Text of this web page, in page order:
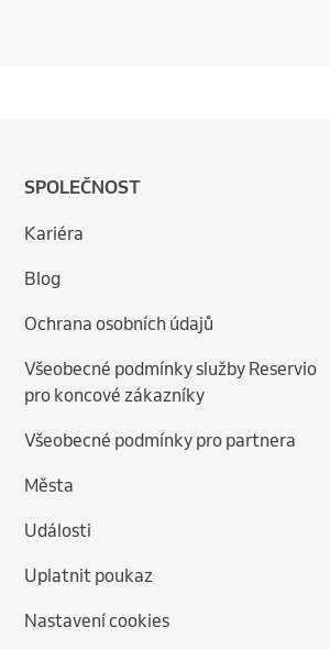
SPOLEČNOST
Kariéra
Blog
Ochrana osobních údajů
Všeobecné podmínky služby Reservio
pro koncové zákazníky
Všeobecné podmínky pro partnera
Města
Události
Uplatnit poukaz
Nastavení cookies